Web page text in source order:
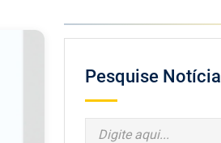
Pesquise Notícia